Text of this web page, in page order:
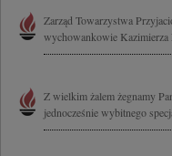
Zarząd Towarzystwa
wychowankowie Kazimierza
Z wielkim żalem żegnamy
jednocześnie wybitnego